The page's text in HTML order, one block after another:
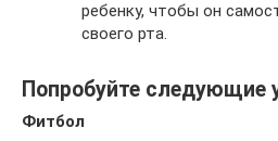
ребенку, чтобы он
своего рта.
Попробуйте следующие
Фитбол